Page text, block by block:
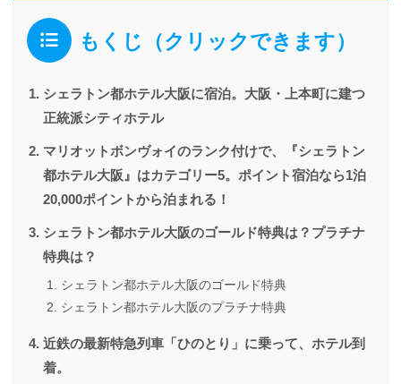
もくじ（クリックできます）
シェラトン都ホテル大阪に宿泊。大阪・上本町に建つ
正統派シティホテル
マリオットボンヴォイのランク付けで、『シェラトン
都ホテル大阪』はカテゴリー5。ポイント宿泊なら1泊
20,000ポイントから泊まれる！
シェラトン都ホテル大阪のゴールド特典は？プラチナ
特典は？
シェラトン都ホテル大阪のゴールド特典
シェラトン都ホテル大阪のプラチナ特典
近鉄の最新特急列車「ひのとり」に乗って、ホテル到
着。